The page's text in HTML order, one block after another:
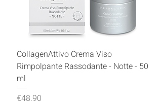
CollagenAttivo Crema Viso
Rimpolpante Rassodante - Notte - 50
ml
Price
€48.90